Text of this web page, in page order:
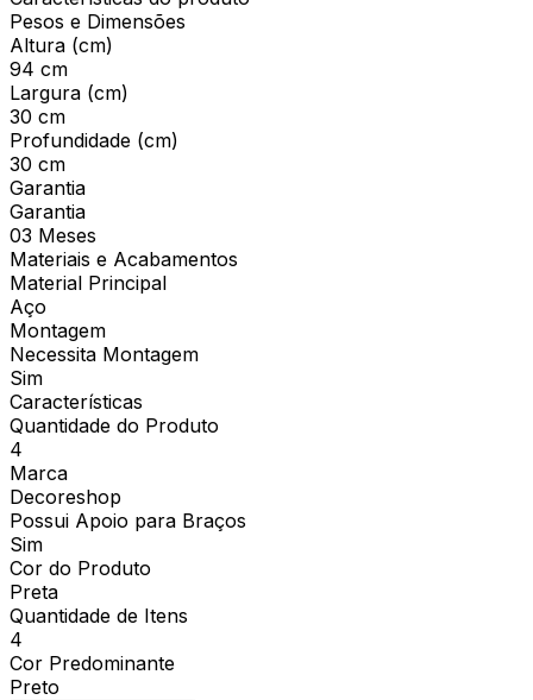
Pesos e Dimensões
Altura (cm)
94 cm
Largura (cm)
30 cm
Profundidade (cm)
30 cm
Garantia
Garantia
03 Meses
Materiais e Acabamentos
Material Principal
Aço
Montagem
Necessita Montagem
Sim
Características
Quantidade do Produto
4
Marca
Decoreshop
Possui Apoio para Braços
Sim
Cor do Produto
Preta
Quantidade de Itens
4
Cor Predominante
Preto